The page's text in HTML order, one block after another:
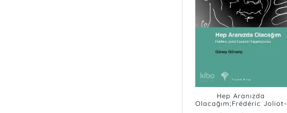
Hep Aranızda
Olacağım;Frédéric Joliot-
Curie’nin Yaşamöyküsü